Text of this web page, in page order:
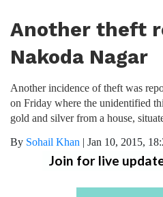
Another theft
Nakoda Nagar
Another incidence of theft was
on Friday where the unidentified
gold and silver from a house,
By Sohail Khan | Jan 10, 2015,
Join for live